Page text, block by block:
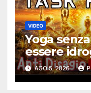
VIDEO
Yoga
essere
solari –
AGO 5, 2026